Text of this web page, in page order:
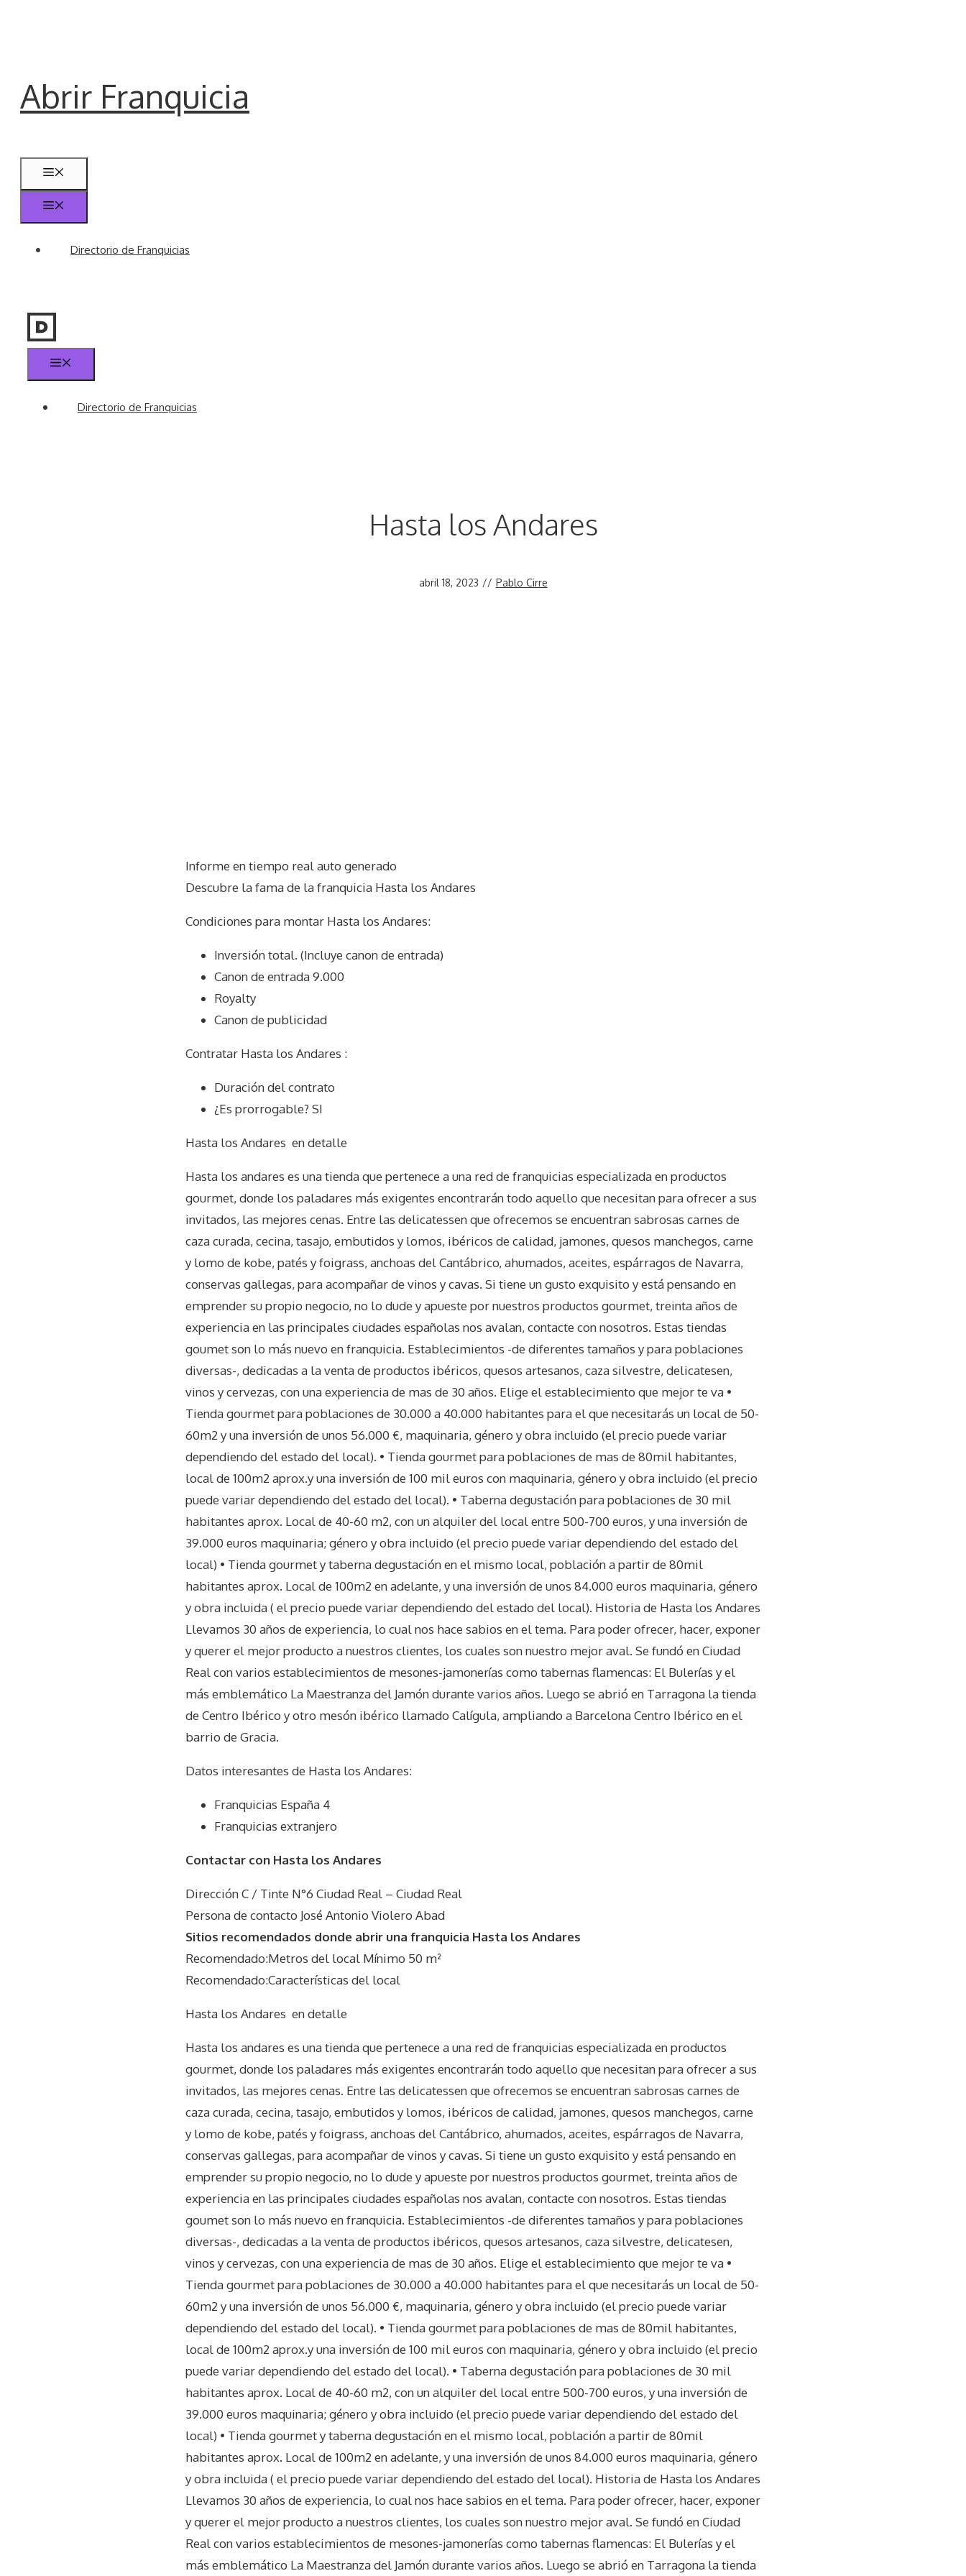
Abrir Franquicia
Directorio de Franquicias
Directorio de Franquicias
Hasta los Andares
abril 18, 2023 // Pablo Cirre
Informe en tiempo real auto generado
Descubre la fama de la franquicia Hasta los Andares
Condiciones para montar Hasta los Andares:
Inversión total. (Incluye canon de entrada)
Canon de entrada 9.000
Royalty
Canon de publicidad
Contratar Hasta los Andares :
Duración del contrato
¿Es prorrogable? SI
Hasta los Andares en detalle
Hasta los andares es una tienda que pertenece a una red de franquicias especializada en productos
gourmet, donde los paladares más exigentes encontrarán todo aquello que necesitan para ofrecer a sus
invitados, las mejores cenas. Entre las delicatessen que ofrecemos se encuentran sabrosas carnes de
caza curada, cecina, tasajo, embutidos y lomos, ibéricos de calidad, jamones, quesos manchegos, carne
y lomo de kobe, patés y foigrass, anchoas del Cantábrico, ahumados, aceites, espárragos de Navarra,
conservas gallegas, para acompañar de vinos y cavas. Si tiene un gusto exquisito y está pensando en
emprender su propio negocio, no lo dude y apueste por nuestros productos gourmet, treinta años de
experiencia en las principales ciudades españolas nos avalan, contacte con nosotros. Estas tiendas
goumet son lo más nuevo en franquicia. Establecimientos -de diferentes tamaños y para poblaciones
diversas-, dedicadas a la venta de productos ibéricos, quesos artesanos, caza silvestre, delicatesen,
vinos y cervezas, con una experiencia de mas de 30 años. Elige el establecimiento que mejor te va •
Tienda gourmet para poblaciones de 30.000 a 40.000 habitantes para el que necesitarás un local de 50-
60m2 y una inversión de unos 56.000 €, maquinaria, género y obra incluido (el precio puede variar
dependiendo del estado del local). • Tienda gourmet para poblaciones de mas de 80mil habitantes,
local de 100m2 aprox.y una inversión de 100 mil euros con maquinaria, género y obra incluido (el precio
puede variar dependiendo del estado del local). • Taberna degustación para poblaciones de 30 mil
habitantes aprox. Local de 40-60 m2, con un alquiler del local entre 500-700 euros, y una inversión de
39.000 euros maquinaria; género y obra incluido (el precio puede variar dependiendo del estado del
local) • Tienda gourmet y taberna degustación en el mismo local, población a partir de 80mil
habitantes aprox. Local de 100m2 en adelante, y una inversión de unos 84.000 euros maquinaria, género
y obra incluida ( el precio puede variar dependiendo del estado del local). Historia de Hasta los Andares
Llevamos 30 años de experiencia, lo cual nos hace sabios en el tema. Para poder ofrecer, hacer, exponer
y querer el mejor producto a nuestros clientes, los cuales son nuestro mejor aval. Se fundó en Ciudad
Real con varios establecimientos de mesones-jamonerías como tabernas flamencas: El Bulerías y el
más emblemático La Maestranza del Jamón durante varios años. Luego se abrió en Tarragona la tienda
de Centro Ibérico y otro mesón ibérico llamado Calígula, ampliando a Barcelona Centro Ibérico en el
barrio de Gracia.
Datos interesantes de Hasta los Andares:
Franquicias España 4
Franquicias extranjero
Contactar con Hasta los Andares
Dirección C / Tinte N°6 Ciudad Real – Ciudad Real
Persona de contacto José Antonio Violero Abad
Sitios recomendados donde abrir una franquicia Hasta los Andares
Recomendado:Metros del local Mínimo 50 m²
Recomendado:Características del local
Hasta los Andares en detalle
Hasta los andares es una tienda que pertenece a una red de franquicias especializada en productos
gourmet, donde los paladares más exigentes encontrarán todo aquello que necesitan para ofrecer a sus
invitados, las mejores cenas. Entre las delicatessen que ofrecemos se encuentran sabrosas carnes de
caza curada, cecina, tasajo, embutidos y lomos, ibéricos de calidad, jamones, quesos manchegos, carne
y lomo de kobe, patés y foigrass, anchoas del Cantábrico, ahumados, aceites, espárragos de Navarra,
conservas gallegas, para acompañar de vinos y cavas. Si tiene un gusto exquisito y está pensando en
emprender su propio negocio, no lo dude y apueste por nuestros productos gourmet, treinta años de
experiencia en las principales ciudades españolas nos avalan, contacte con nosotros. Estas tiendas
goumet son lo más nuevo en franquicia. Establecimientos -de diferentes tamaños y para poblaciones
diversas-, dedicadas a la venta de productos ibéricos, quesos artesanos, caza silvestre, delicatesen,
vinos y cervezas, con una experiencia de mas de 30 años. Elige el establecimiento que mejor te va •
Tienda gourmet para poblaciones de 30.000 a 40.000 habitantes para el que necesitarás un local de 50-
60m2 y una inversión de unos 56.000 €, maquinaria, género y obra incluido (el precio puede variar
dependiendo del estado del local). • Tienda gourmet para poblaciones de mas de 80mil habitantes,
local de 100m2 aprox.y una inversión de 100 mil euros con maquinaria, género y obra incluido (el precio
puede variar dependiendo del estado del local). • Taberna degustación para poblaciones de 30 mil
habitantes aprox. Local de 40-60 m2, con un alquiler del local entre 500-700 euros, y una inversión de
39.000 euros maquinaria; género y obra incluido (el precio puede variar dependiendo del estado del
local) • Tienda gourmet y taberna degustación en el mismo local, población a partir de 80mil
habitantes aprox. Local de 100m2 en adelante, y una inversión de unos 84.000 euros maquinaria, género
y obra incluida ( el precio puede variar dependiendo del estado del local). Historia de Hasta los Andares
Llevamos 30 años de experiencia, lo cual nos hace sabios en el tema. Para poder ofrecer, hacer, exponer
y querer el mejor producto a nuestros clientes, los cuales son nuestro mejor aval. Se fundó en Ciudad
Real con varios establecimientos de mesones-jamonerías como tabernas flamencas: El Bulerías y el
más emblemático La Maestranza del Jamón durante varios años. Luego se abrió en Tarragona la tienda